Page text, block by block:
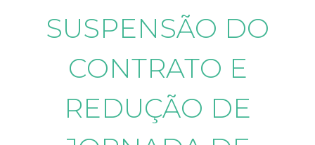
SUSPENSÃO DO
CONTRATO E
REDUÇÃO DE